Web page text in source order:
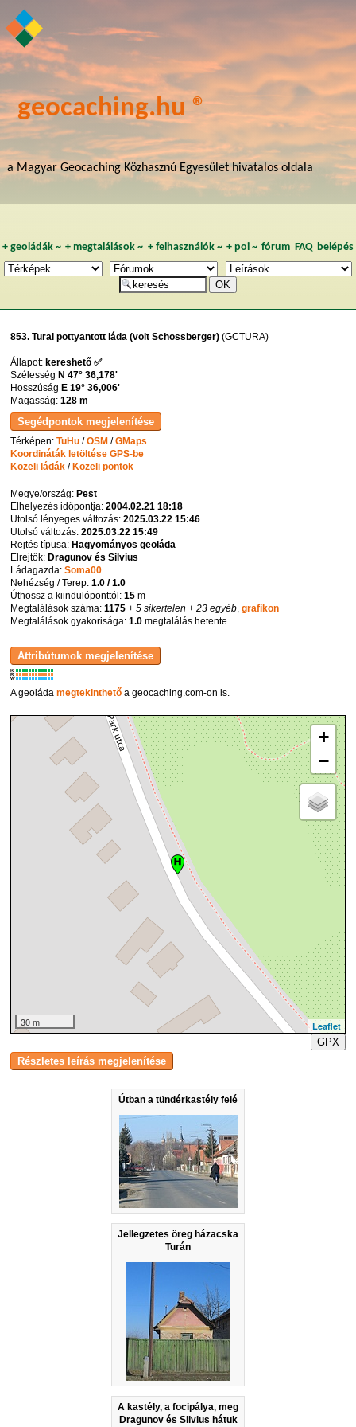
geocaching.hu ®
a Magyar Geocaching Közhasznú Egyesület hivatalos oldala
+ geoládák~ +megtalálások ~ + felhasználók~ + poi~ fórum FAQ belépés
853. Turai pottyantott láda (volt Schossberger) (GCTURA)
Útban a tündérkastély felé
Jellegzetes öreg házacska
Turán
A kastély, a focipálya, meg
Dragunov és Silvius hátuk
Állapot: kereshető ✅
Szélesség N 47° 36,178'
Hosszúság E 19° 36,006'
Magasság:128 m
Térképen:TuHu /OSM /GMaps
Koordináták letöltése GPS-be
Közeli ládák / Közeli pontok
Megye/ország: Pest
Elhelyezés időpontja:2004.02.21 18:18
Utolsó lényeges változás:2025.03.22 15:46
Utolsó változás:2025.03.22 15:49
Rejtés típusa: Hagyományos geoláda
Elrejtők: Dragunov és Silvius
Ládagazda:Soma00
Nehézség / Terep:1.0 / 1.0
Úthossz a kiindulóponttól:15 m
Megtalálások száma:1175 + 5 sikertelen + 23 egyéb,grafikon
Megtalálások gyakorisága:1.0 megtalálás hetente
K
R
W
A geoládamegtekinthető a geocaching.com-on is.
+
−
30 m
Leaflet
GPX